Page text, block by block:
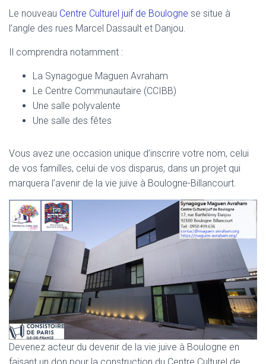
Le nouveau Centre Culturel juif de Boulogne se situe à
l’angle des rues Marcel Dassault et Danjou.
Il comprendra notamment :
La Synagogue Maguen Avraham
Le Centre Communautaire (CCIBB)
Une salle polyvalente
Une salle des fêtes
Vous avez une occasion unique d’inscrire votre nom, celui
de vos familles, celui de vos disparus, dans un projet qui
marquera l’avenir de la vie juive à Boulogne-Billancourt.
Devenez acteur du devenir de la vie juive à Boulogne en